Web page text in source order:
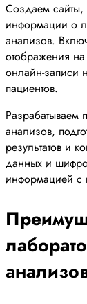
Создаем сайты,
информации о
анализов.
отображения на
онлайн-записи
пациентов.
анализов,
результатов и
данных и
информацией с